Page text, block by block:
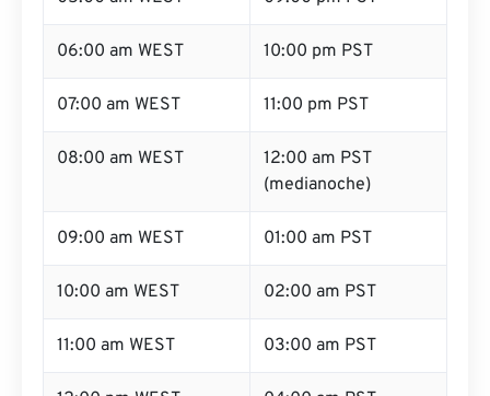
06:00 am WEST 10:00 pm PST
07:00 am WEST 11:00 pm PST
08:00 am WEST
12:00 am PST
(medianoche)
09:00 am WEST 01:00 am PST
10:00 am WEST 02:00 am PST
11:00 am WEST 03:00 am PST